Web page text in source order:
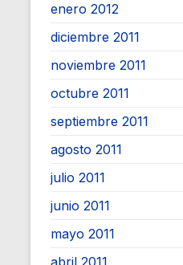
enero 2012
diciembre 2011
noviembre 2011
octubre 2011
septiembre 2011
agosto 2011
julio 2011
junio 2011
mayo 2011
abril 2011